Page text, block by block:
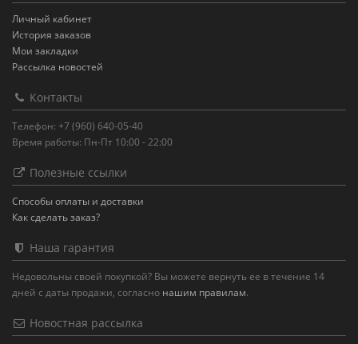
Личный кабинет
История заказов
Мои закладки
Рассылка новостей
Контакты
Телефон: +7 (960) 640-05-40
Время работы: Пн-Пт 10:00 - 22:00
Полезные ссылки
Способы оплаты и доставки
Как сделать заказ?
Наша гарантия
Недовольны своей покупкой? Вы можете вернуть ее в течение 14
дней с даты продажи, согласно нашим правилам.
Новостная рассылка